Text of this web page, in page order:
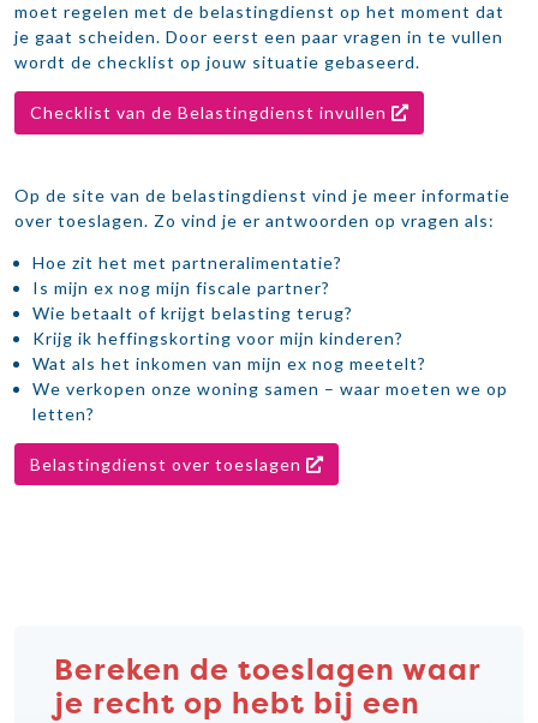
moet regelen met de belastingdienst op het moment dat
je gaat scheiden. Door eerst een paar vragen in te vullen
wordt de checklist op jouw situatie gebaseerd.
Checklist van de Belastingdienst invullen
Op de site van de belastingdienst vind je meer informatie
over toeslagen. Zo vind je er antwoorden op vragen als:
Hoe zit het met partneralimentatie?
Is mijn ex nog mijn fiscale partner?
Wie betaalt of krijgt belasting terug?
Krijg ik heffingskorting voor mijn kinderen?
Wat als het inkomen van mijn ex nog meetelt?
We verkopen onze woning samen – waar moeten we op
letten?
Belastingdienst over toeslagen
Bereken de toeslagen waar
je recht op hebt bij een